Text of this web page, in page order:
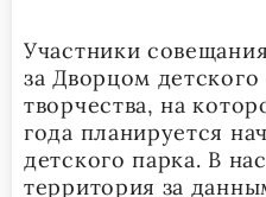
Участники
за Дворцом
творчества, на
года планируется
детского парка. В
территория за